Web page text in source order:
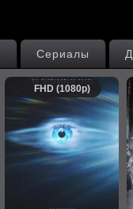
Сериалы
FHD (1080p)